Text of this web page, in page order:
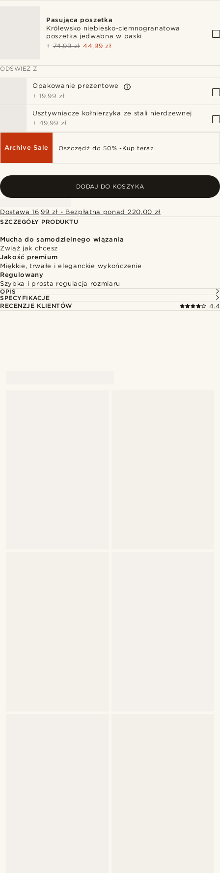
Pasująca poszetka
Królewsko niebiesko-ciemnogranatowa
poszetka jedwabna w paski
+74,99 zł 44,99 zł
ODŚWIEŻ Z
Opakowanie prezentowe
+ 19,99 zł
Usztywniacze kołnierzyka ze stali nierdzewnej
+ 49,99 zł
Archive Sale Oszczędź do 50% - Kup teraz
DODAJ DO KOSZYKA
Dostawa 16,99 zł - Bezpłatna ponad 220,00 zł
SZCZEGÓŁY PRODUKTU
Mucha do samodzielnego wiązania
Zwiąż jak chcesz
Jakość premium
Miękkie, trwałe i eleganckie wykończenie
Regulowany
Szybka i prosta regulacja rozmiaru
OPIS
SPECYFIKACJE
RECENZJE KLIENTÓW
4.4